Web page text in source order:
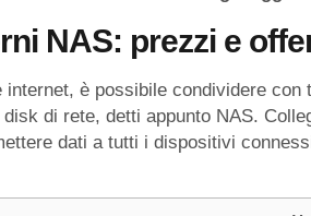
NAS: prezzi e
internet, è possibile condividere
di rete, detti appunto NAS.
dati a tutti i dispositivi